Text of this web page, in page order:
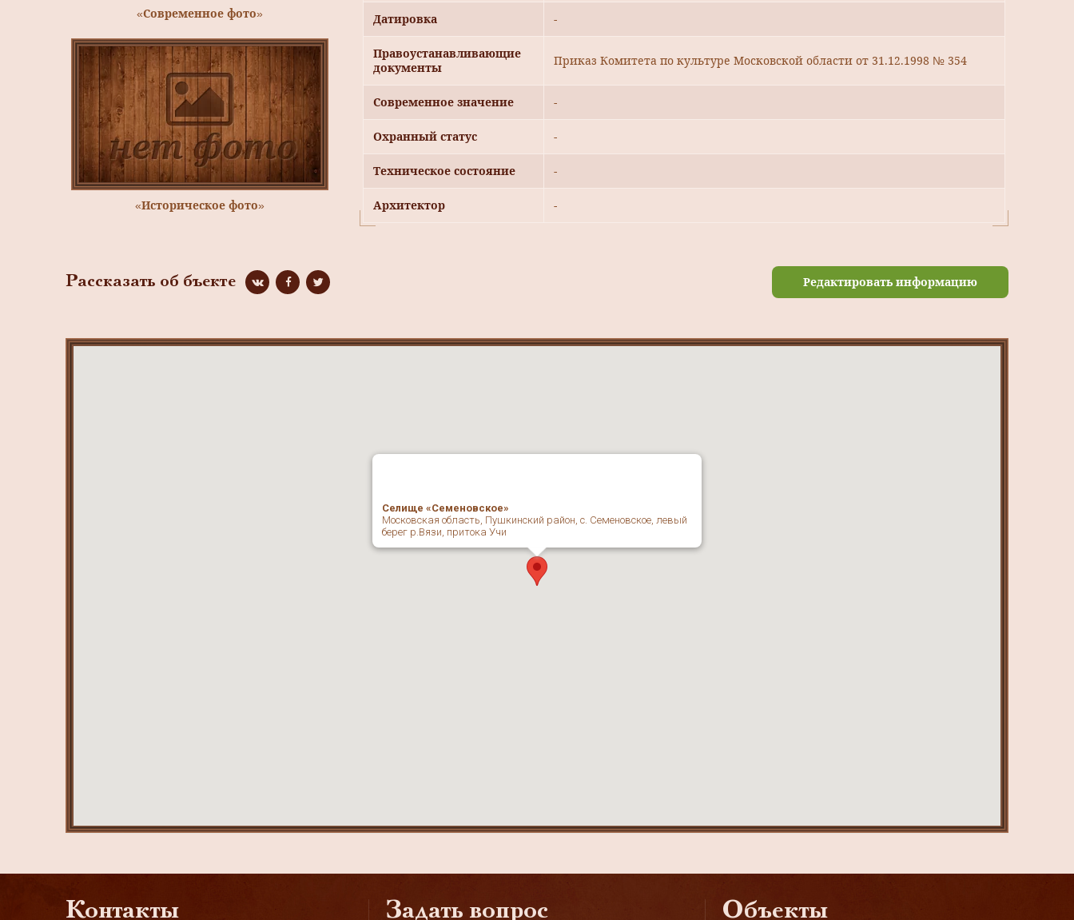
«Современное фото»
«Историческое фото»
Датировка -
Правоустанавливающие
документы
Приказ Комитета по культуре Московской области от 31.12.1998 № 354
Современное значение -
Охранный статус -
Техническое состояние -
Архитектор -
Рассказать об бъекте Редактировать информацию
Селище «Семеновское»
Московская область, Пушкинский район, с. Семеновское, левый
берег р.Вязи, притока Учи
Контакты Задать вопрос Объекты